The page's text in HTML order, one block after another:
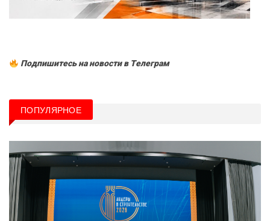
Подпишитесь на новости в Tелеграм
ПОПУЛЯРНОЕ